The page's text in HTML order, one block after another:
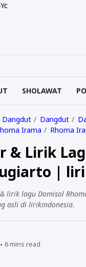
SHOLAWAT
Dangdut Dangdut
Irama Rhoma
& Lirik
|
lirik lagu Domisol
asli di lirikindonesia.
6mins read